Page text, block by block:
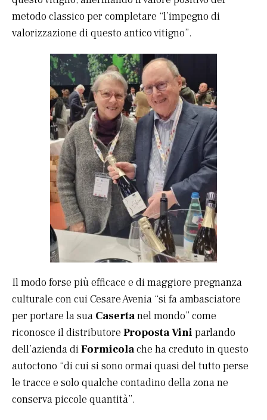
metodo classico per completare “l’impegno di
valorizzazione di questo antico vitigno”.
Il modo forse più efficace e di maggiore pregnanza
culturale con cui Cesare Avenia “si fa ambasciatore
per portare la sua Casertanel mondo” come
riconosce il distributore Proposta Vini parlando
dell’azienda diFormicolache ha creduto in questo
autoctono “di cui si sono ormai quasi del tutto perse
le tracce e solo qualche contadino della zona ne
conserva piccole quantità”.